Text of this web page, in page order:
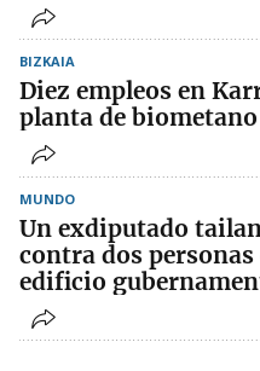
BIZKAIA
Diez empleos en
planta de biometano
MUNDO
Un exdiputado
contra dos personas
edificio